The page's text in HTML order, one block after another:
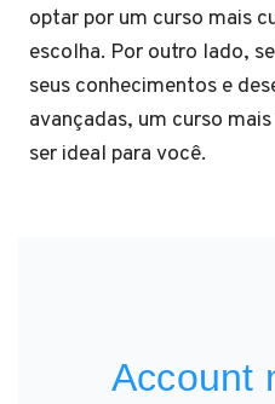
optar por um curso mais
escolha. Por outro lado,
seus conhecimentos e
avançadas, um curso
ser ideal para você.